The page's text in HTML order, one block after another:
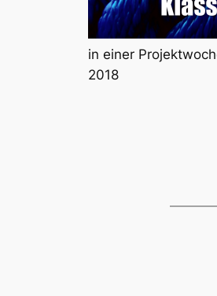
in einer
2018